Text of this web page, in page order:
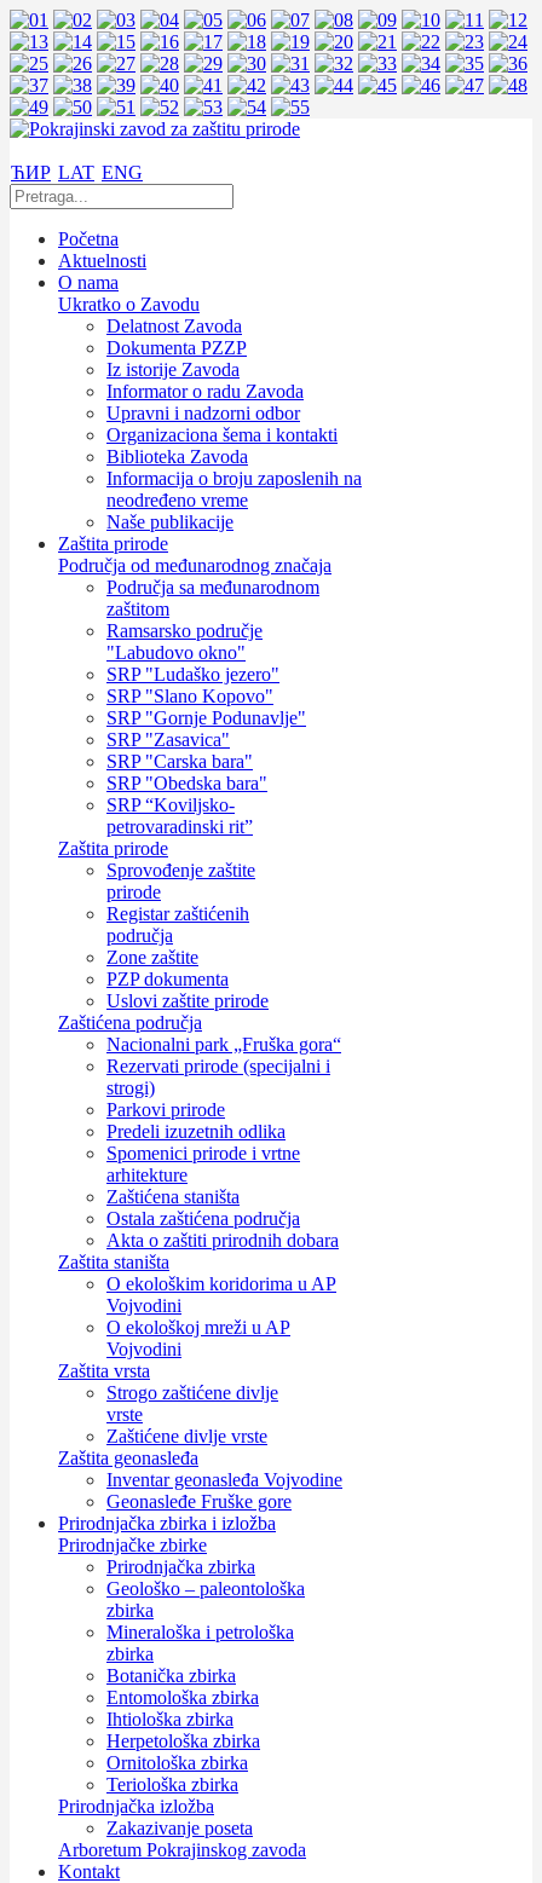
ЋИР LAT ENG
Početna
Aktuelnosti
O nama
Ukratko o Zavodu
Delatnost Zavoda
Dokumenta PZZP
Iz istorije Zavoda
Informator o radu Zavoda
Upravni i nadzorni odbor
Organizaciona šema i kontakti
Biblioteka Zavoda
Informacija o broju zaposlenih na
neodređeno vreme
Naše publikacije
Zaštita prirode
Područja od međunarodnog značaja
Područja sa međunarodnom
zaštitom
Ramsarsko područje
"Labudovo okno"
SRP "Ludaško jezero"
SRP "Slano Kopovo"
SRP "Gornje Podunavlje"
SRP "Zasavica"
SRP "Carska bara"
SRP "Obedska bara"
SRP “Koviljsko-
petrovaradinski rit”
Zaštita prirode
Sprovođenje zaštite
prirode
Registar zaštićenih
područja
Zone zaštite
PZP dokumenta
Uslovi zaštite prirode
Zaštićena područja
Nacionalni park „Fruška gora“
Rezervati prirode (specijalni i
strogi)
Parkovi prirode
Predeli izuzetnih odlika
Spomenici prirode i vrtne
arhitekture
Zaštićena staništa
Ostala zaštićena područja
Akta o zaštiti prirodnih dobara
Zaštita staništa
O ekološkim koridorima u AP
Vojvodini
O ekološkoj mreži u AP
Vojvodini
Zaštita vrsta
Strogo zaštićene divlje
vrste
Zaštićene divlje vrste
Zaštita geonasleđa
Inventar geonasleđa Vojvodine
Geonasleđe Fruške gore
Prirodnjačka zbirka i izložba
Prirodnjačke zbirke
Prirodnjačka zbirka
Geološko – paleontološka
zbirka
Mineraloška i petrološka
zbirka
Botanička zbirka
Entomološka zbirka
Ihtiološka zbirka
Herpetološka zbirka
Ornitološka zbirka
Teriološka zbirka
Prirodnjačka izložba
Zakazivanje poseta
Arboretum Pokrajinskog zavoda
Kontakt